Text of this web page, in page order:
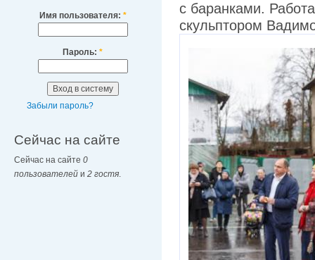
Имя пользователя: *
Пароль: *
Забыли пароль?
Сейчас на сайте
Сейчас на сайте 0
пользователей и 2 гостя
с баранками.
скульптором